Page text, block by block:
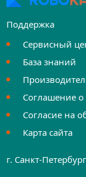
Поддержка
Сервисный
База знаний
Соглашение
Согласие на
Карта сайта
г. Санкт-